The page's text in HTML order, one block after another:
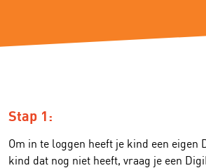
Stap 1:
Om in te loggen heeft je kind een eigen
kind dat nog niet heeft, vraag je een